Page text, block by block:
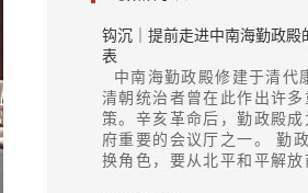
钩沉｜提前走进中南海勤政殿
表
中南海勤政殿修建于清代
清朝统治者曾在此作出许多
策。辛亥革命后，勤政殿成
府重要的会议厅之一。 勤
换角色，要从北平和平解放